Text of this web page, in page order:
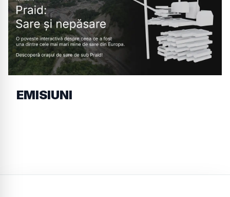
EMISIUNI